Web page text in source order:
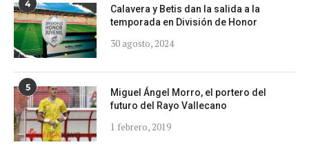
4
Calavera y Betis dan la salida a la
temporada en División de Honor
30 agosto, 2024
5
Miguel Ángel Morro, el portero del
futuro del Rayo Vallecano
1 febrero, 2019